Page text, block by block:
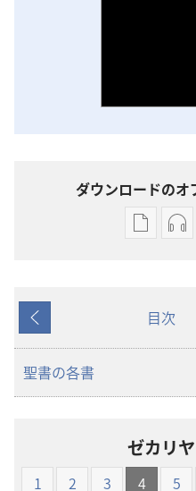
ダウンロードのオ
出
ダ
ウ
オ
プ
ショ
オー
ウ
プ
ショ
戻
る
目次
聖書の各書
ゼカリヤ
1 2 3 4 5